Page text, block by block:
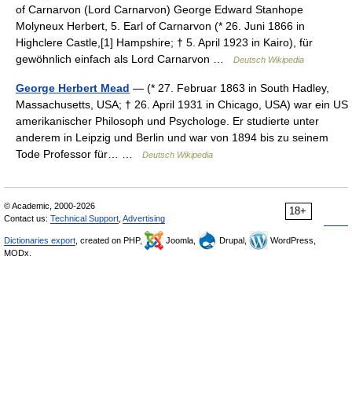
of Carnarvon (Lord Carnarvon) George Edward Stanhope
Molyneux Herbert, 5. Earl of Carnarvon (* 26. Juni 1866 in
Highclere Castle,[1] Hampshire; † 5. April 1923 in Kairo), für
gewöhnlich einfach als Lord Carnarvon …
Deutsch Wikipedia
George Herbert Mead — (* 27. Februar 1863 in South Hadley,
Massachusetts, USA; † 26. April 1931 in Chicago, USA) war ein US
amerikanischer Philosoph und Psychologe. Er studierte unter
anderem in Leipzig und Berlin und war von 1894 bis zu seinem
Tode Professor für… …
Deutsch Wikipedia
18+
© Academic, 2000-2026
Contact us: Technical Support Advertising
Dictionaries export , created on PHP, Joomla, Drupal,
WordPress,
MODx.